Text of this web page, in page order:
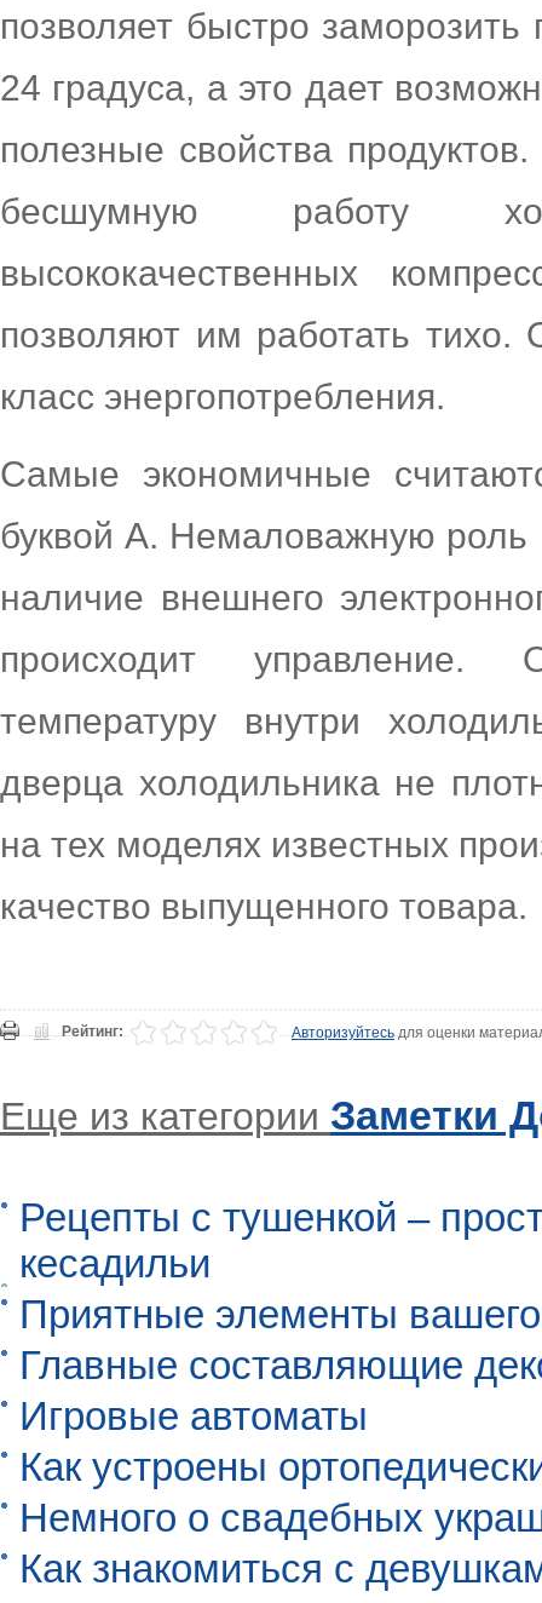
позволяет быстро
24 градуса, а это дает
полезные свойства
бесшумную работу
высококачественных
позволяют им работать
класс энергопотребления.
Самые экономичные
буквой А. Немаловажную роль
наличие внешнего
происходит управление.
температуру внутри
дверца холодильника не
на тех моделях известных
качество выпущенного товара.
Рейтинг: Авторизуйтесьдля оценки
Еще из категории Заметки
Рецепты с тушенкой –
кесадильи
Приятные элементы
Главные составляющие
Игровые автоматы
Как устроены
Немного о свадебных
Как знакомиться с